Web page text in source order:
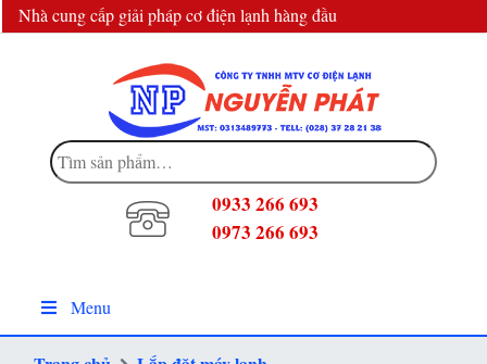
Nhà cung cấp giải pháp cơ điện lạnh hàng đầu
Tìm
kiếm:
0933 266 693
0973 266 693
Menu